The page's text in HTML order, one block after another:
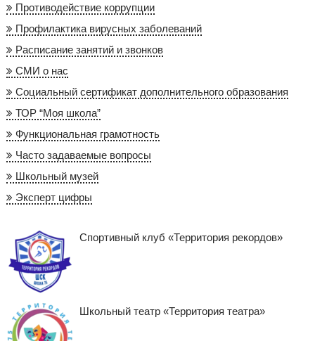
Противодействие коррупции
Профилактика вирусных заболеваний
Расписание занятий и звонков
СМИ о нас
Социальный сертификат дополнительного образования
ТОР “Моя школа”
Функциональная грамотность
Часто задаваемые вопросы
Школьный музей
Эксперт цифры
Спортивный клуб «Территория рекордов»
Школьный театр «Территория театра»